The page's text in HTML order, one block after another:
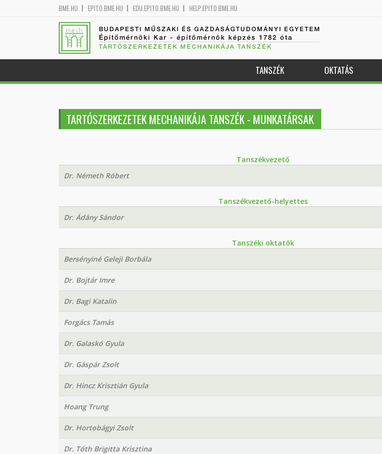
BME.HU EPITO.BME.HU EDU.EPITO.BME.HU HELP.EPITO.BME.HU
BUDAPESTI MŰSZAKI ÉS GAZDASÁGTUDOMÁNYI EGYETEM
Építőmérnöki Kar - építőmérnök képzés 1782 óta
TARTÓSZERKEZETEK MECHANIKÁJA TANSZÉK
TANSZÉK OKTATÁS
TARTÓSZERKEZETEK MECHANIKÁJA TANSZÉK - MUNKATÁRSAK
Tanszékvezető
Dr. Németh Róbert
Tanszékvezető-helyettes
Dr. Ádány Sándor
Tanszéki oktatók
Bersényiné Geleji Borbála
Dr. Bojtár Imre
Dr. Bagi Katalin
Forgács Tamás
Dr. Galaskó Gyula
Dr. Gáspár Zsolt
Dr. Hincz Krisztián Gyula
Hoang Trung
Dr. Hortobágyi Zsolt
Dr. Tóth Brigitta Krisztina